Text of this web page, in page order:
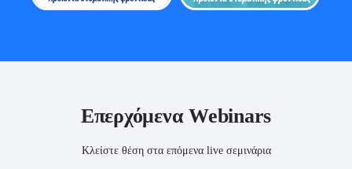
Επερχόμενα Webinars
Κλείστε θέση στα επόμενα live σεμινάρια